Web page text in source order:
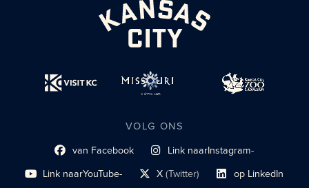
VOLG ONS
Link naar sociaal profiel
van Facebook Link naarInstagram-
sociaal profiel
Link naarYouTube-
sociaal profiel X(Twitter)
sociaal profiellink Link naar sociaal
op LinkedIn